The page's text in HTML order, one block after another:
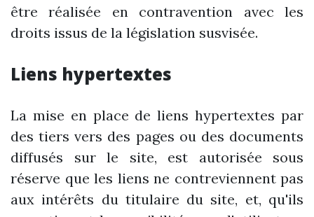
être réalisée en contravention avec les
droits issus de la législation susvisée.
Liens hypertextes
La mise en place de liens hypertextes par
des tiers vers des pages ou des documents
diffusés sur le site, est autorisée sous
réserve que les liens ne contreviennent pas
aux intérêts du titulaire du site, et, qu'ils